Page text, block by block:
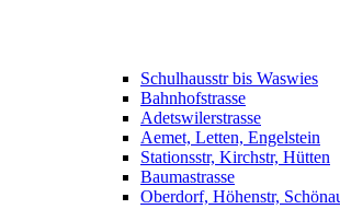
Schulhausstr bis Waswies
Bahnhofstrasse
Adetswilerstrasse
Aemet, Letten, Engelstein
Stationsstr, Kirchstr, Hütten
Baumastrasse
Oberdorf, Höhenstr,